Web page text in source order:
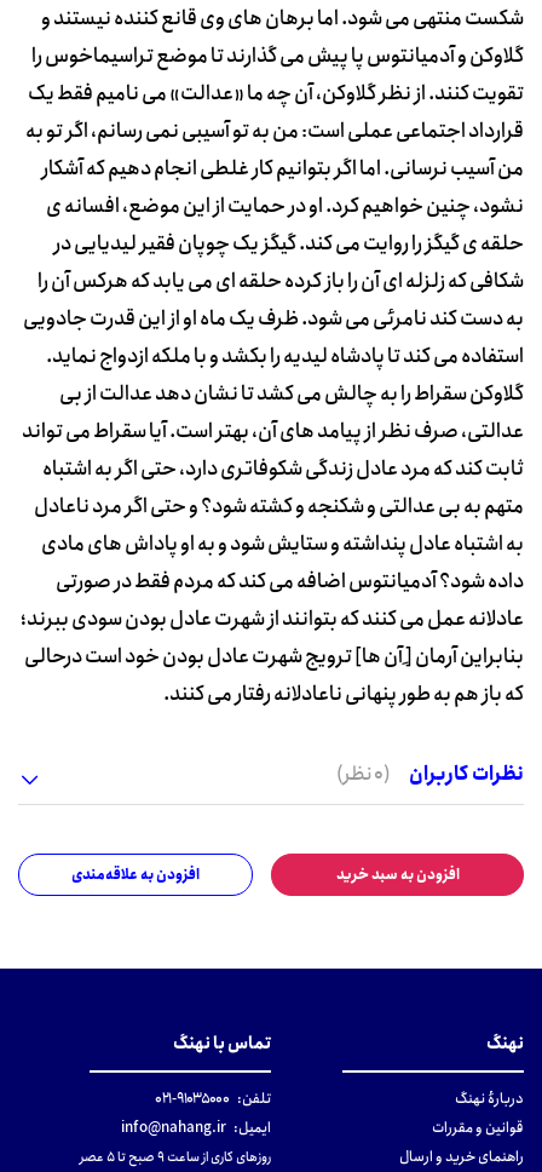
شکست منتهی می شود. اما برهان های وی قانع کننده نیستند و
گلاوکن و آدمیانتوس پا پیش می گذارند تا موضع تراسیماخوس را
تقویت کنند. از نظر گلاوکن، آن چه ما «عدالت» می نامیم فقط یک
قرارداد اجتماعی عملی است: من به تو آسیبی نمی رسانم، اگر تو به
من آسیب نرسانی. اما اگر بتوانیم کار غلطی انجام دهیم که آشکار
نشود، چنین خواهیم کرد. او در حمایت از این موضع، افسانه ی
حلقه ی گیگز را روایت می کند. گیگز یک چوپان فقیر لیدیایی در
شکافی که زلزله ای آن را باز کرده حلقه ای می یابد که هرکس آن را
به دست کند نامرئی می شود. ظرف یک ماه او از این قدرت جادویی
استفاده می کند تا پادشاه لیدیه را بکشد و با ملکه ازدواج نماید.
گلاوکن سقراط را به چالش می کشد تا نشان دهد عدالت از بی
عدالتی، صرف نظر از پیامد های آن، بهتر است. آیا سقراط می تواند
ثابت کند که مرد عادل زندگی شکوفاتری دارد، حتی اگر به اشتباه
متهم به بی عدالتی و شکنجه و کشته شود؟ و حتی اگر مرد ناعادل
به اشتباه عادل پنداشته و ستایش شود و به او پاداش های مادی
داده شود؟ آدمیانتوس اضافه می کند که مردم فقط در صورتی
عادلانه عمل می کنند که بتوانند از شهرت عادل بودن سودی ببرند؛
بنابراین آرمان [ِ آن ها] ترویج شهرت عادل بودن خود است درحالی
که باز هم به طور پنهانی ناعادلانه رفتار می کنند.
نظرات کاربران (0 نظر)
افزودن به سبد خرید افزودن به علاقه‌مندی
نهنگ
دربارهٔ نهنگ
قوانین و مقررات
راهنمای خرید و ارسال
تماس با نهنگ
تلفن: ۹۱۰۳۵۰۰۰-۰۲۱
ایمیل: info@nahang.ir
روزهای کاری از ساعت ۹ صبح تا ۵ عصر